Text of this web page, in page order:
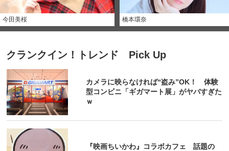
今田美桜 橋本環奈
クランクイン！トレンド Pick Up
カメラに映らなければ“盗み”OK！ 体験
型コンビニ「ギガマート展」がヤバすぎた
ｗ
『映画ちいかわ』コラボカフェ 話題の